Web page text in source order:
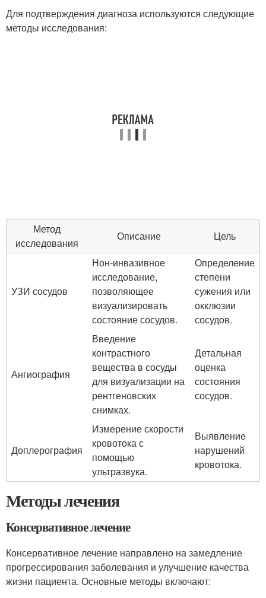
Для подтверждения диагноза используются следующие
методы исследования:
Метод
исследования
Описание Цель
УЗИ сосудов
Нон-инвазивное
исследование,
позволяющее
визуализировать
состояние сосудов.
Определение
степени
сужения или
окклюзии
сосудов.
Ангиография
Введение
контрастного
вещества в сосуды
для визуализации на
рентгеновских
снимках.
Детальная
оценка
состояния
сосудов.
Доплерография
Измерение скорости
кровотока с
помощью
ультразвука.
Выявление
нарушений
кровотока.
Методы лечения
Консервативное лечение
Консервативное лечение направлено на замедление
прогрессирования заболевания и улучшение качества
жизни пациента. Основные методы включают: